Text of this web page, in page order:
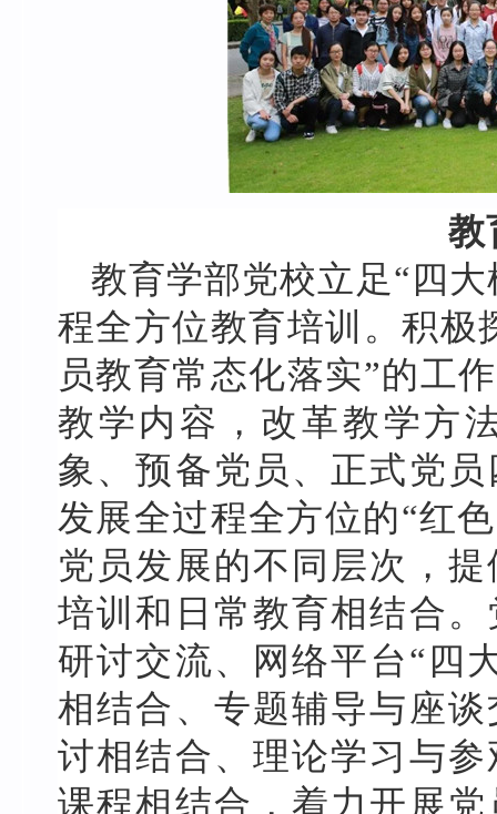
教
教育学部党校立足“四
程全方位教育培训。积极
员教育常态化落实”的工
教学内容，改革教学方
象、预备党员、正式党
发展全过程全方位的“红色
党员发展的不同层次，
培训和日常教育相结合
研讨交流、网络平台“四
相结合、专题辅导与座
讨相结合、理论学习与
课程相结合，着力开展